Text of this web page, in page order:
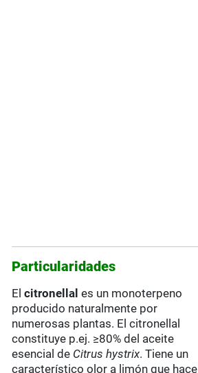
Particularidades
Elcitronellal es un monoterpeno
producido naturalmente por
numerosas plantas. El citronellal
constituye p.ej. ≥80% del aceite
esencial de Citrus hystrix. Tiene un
característico olor a limón que hace